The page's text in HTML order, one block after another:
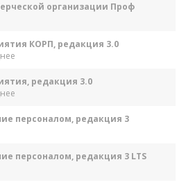
организации Проф
КОРП, редакция 3.0
редакция 3.0
персоналом, редакция 3
персоналом, редакция 3 LTS